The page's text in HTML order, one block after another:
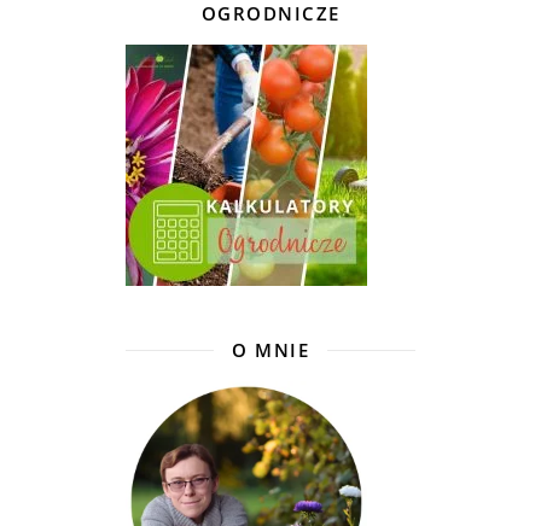
OGRODNICZE
O MNIE